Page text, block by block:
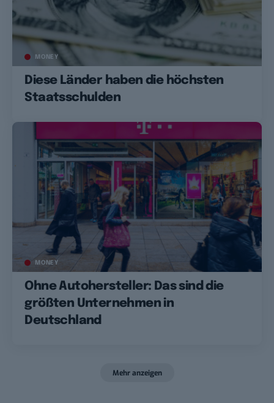
MONEY
Diese Länder haben die höchsten
Staatsschulden
MONEY
Ohne Autohersteller: Das sind die
größten Unternehmen in
Deutschland
Mehr anzeigen